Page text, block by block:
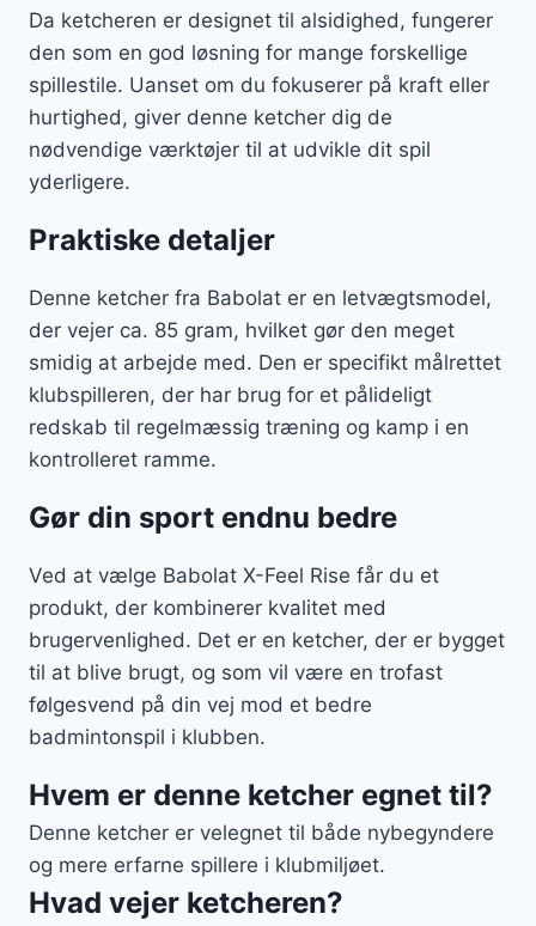
Da ketcheren er designet til alsidighed, fungerer
den som en god løsning for mange forskellige
spillestile. Uanset om du fokuserer på kraft eller
hurtighed, giver denne ketcher dig de
nødvendige værktøjer til at udvikle dit spil
yderligere.
Praktiske detaljer
Denne ketcher fra Babolat er en letvægtsmodel,
der vejer ca. 85 gram, hvilket gør den meget
smidig at arbejde med. Den er specifikt målrettet
klubspilleren, der har brug for et pålideligt
redskab til regelmæssig træning og kamp i en
kontrolleret ramme.
Gør din sport endnu bedre
Ved at vælge Babolat X-Feel Rise får du et
produkt, der kombinerer kvalitet med
brugervenlighed. Det er en ketcher, der er bygget
til at blive brugt, og som vil være en trofast
følgesvend på din vej mod et bedre
badmintonspil i klubben.
Hvem er denne ketcher egnet til?
Denne ketcher er velegnet til både nybegyndere
og mere erfarne spillere i klubmiljøet.
Hvad vejer ketcheren?